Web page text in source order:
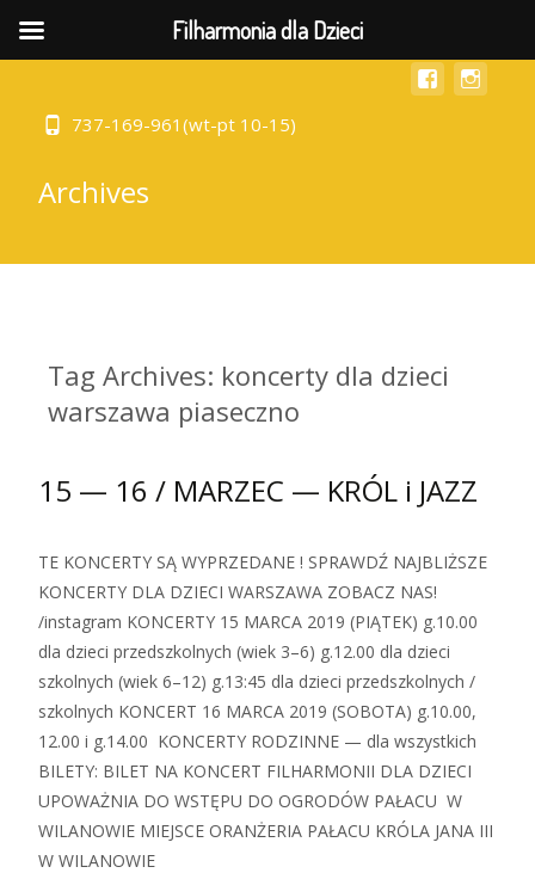
737-169-961(wt-pt 10-15)
Archives
Tag Archives: koncerty dla dzieci
warszawa piaseczno
15 — 16 / MARZEC — KRÓL i JAZZ
TE KONCERTY SĄ WYPRZEDANE ! SPRAWDŹ NAJBLIŻSZE
KONCERTY DLA DZIECI WARSZAWA ZOBACZ NAS!
/instagram KONCERTY 15 MARCA 2019 (PIĄTEK) g.10.00
dla dzieci przedszkolnych (wiek 3–6) g.12.00 dla dzieci
szkolnych (wiek 6–12) g.13:45 dla dzieci przedszkolnych /
szkolnych KONCERT 16 MARCA 2019 (SOBOTA) g.10.00,
12.00 i g.14.00 KONCERTY RODZINNE — dla wszystkich
BILETY: BILET NA KONCERT FILHARMONII DLA DZIECI
UPOWAŻNIA DO WSTĘPU DO OGRODÓW PAŁACU W
WILANOWIE MIEJSCE ORANŻERIA PAŁACU KRÓLA JANA III
W WILANOWIE
Filharmonia dla Dzieci